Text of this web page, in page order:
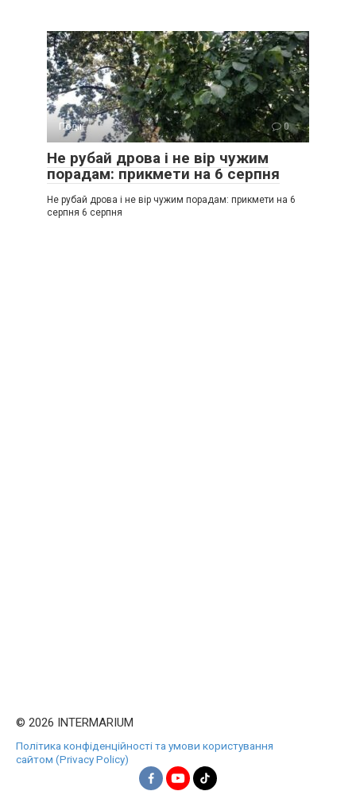
Події 0
Не рубай дрова і не вір чужим
порадам: прикмети на 6 серпня
Не рубай дрова і не вір чужим порадам: прикмети на 6
серпня 6 серпня
© 2026 INTERMARIUM
Політика конфіденційності та умови користування
сайтом (Privacy Policy)